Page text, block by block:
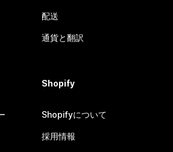
配送
通貨と翻訳
Shopify
Shopifyについて
採用情報